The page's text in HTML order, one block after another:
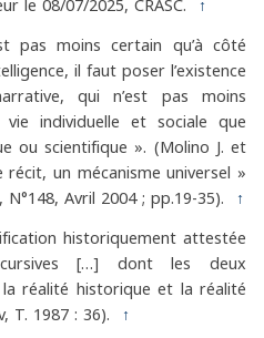
pas moins certain qu’à côté
il faut poser l’existence
qui n’est pas moins
individuelle et sociale que
ou scientifique ». (Molino J. et
un mécanisme universel »
Avril 2004 ; pp.19-35). ↑
historiquement attestée
[…] dont les deux
réalité historique et la réalité
T. 1987 : 36). ↑